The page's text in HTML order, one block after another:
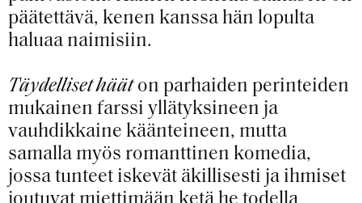
päätettävä, kenen kanssa hän lopulta
haluaa naimisiin.
Täydelliset hääton parhaiden perinteiden
mukainen farssi yllätyksineen ja
vauhdikkaine käänteineen, mutta
samalla myös romanttinen komedia,
jossa tunteet iskevät äkillisesti ja ihmiset